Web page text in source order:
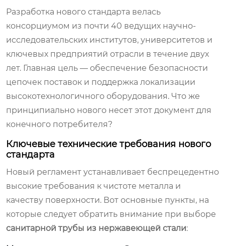
Разработка нового стандарта велась
консорциумом из почти 40 ведущих научно-
исследовательских институтов, университетов и
ключевых предприятий отрасли в течение двух
лет. Главная цель — обеспечение безопасности
цепочек поставок и поддержка локализации
высокотехнологичного оборудования. Что же
принципиально нового несет этот документ для
конечного потребителя?
Ключевые технические требования нового
стандарта
Новый регламент устанавливает беспрецедентно
высокие требования к чистоте металла и
качеству поверхности. Вот основные пункты, на
которые следует обратить внимание при выборе
санитарной трубы из нержавеющей стали: